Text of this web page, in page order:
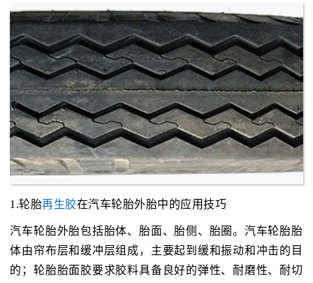
1.轮胎再生胶在汽车轮胎外胎中的应用技巧
汽车轮胎外胎包括胎体、胎面、胎侧、胎圈。汽车轮胎胎
体由帘布层和缓冲层组成，主要起到缓和振动和冲击的目
的；轮胎胎面胶要求胶料具备良好的弹性、耐磨性、耐切